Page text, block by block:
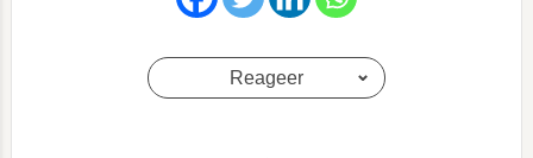
Reageer